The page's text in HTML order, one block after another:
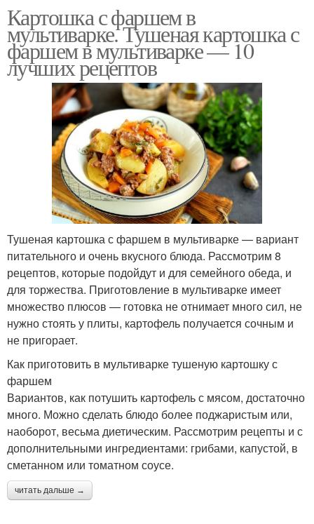
Картошка с фаршем в
мультиварке. Тушеная картошка с
фаршем в мультиварке — 10
лучших рецептов
Тушеная картошка с фаршем в мультиварке — вариант
питательного и очень вкусного блюда. Рассмотрим 8
рецептов, которые подойдут и для семейного обеда, и
для торжества. Приготовление в мультиварке имеет
множество плюсов — готовка не отнимает много сил, не
нужно стоять у плиты, картофель получается сочным и
не пригорает.
Как приготовить в мультиварке тушеную картошку с
фаршем
Вариантов, как потушить картофель с мясом, достаточно
много. Можно сделать блюдо более поджаристым или,
наоборот, весьма диетическим. Рассмотрим рецепты и с
дополнительными ингредиентами: грибами, капустой, в
сметанном или томатном соусе.
читать дальше →